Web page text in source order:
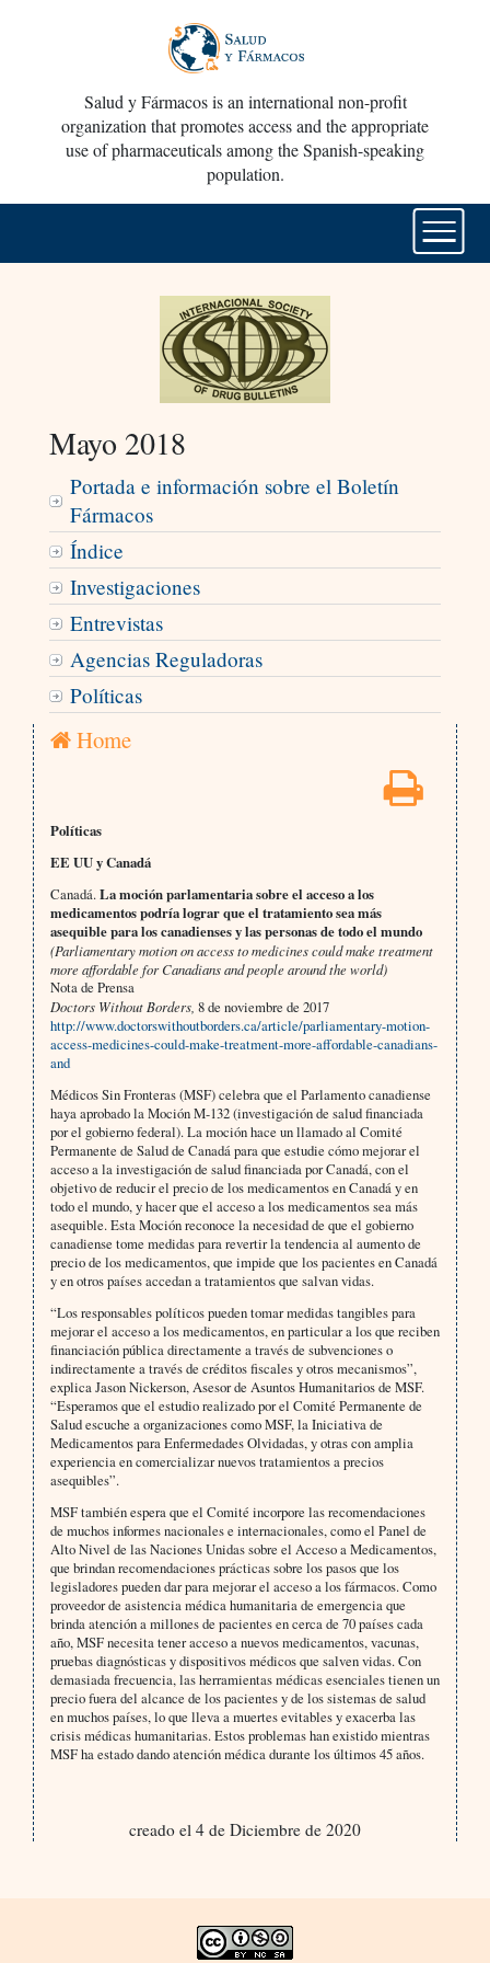
Salud y Fármacos is an international non-profit
organization that promotes access and the appropriate
use of pharmaceuticals among the Spanish-speaking
population.
Mayo 2018
Portada e información sobre el Boletín
Fármacos
Índice
Investigaciones
Entrevistas
Agencias Reguladoras
Políticas
Home
Políticas
EE UU y Canadá
Canadá.La moción parlamentaria sobre el acceso a los
medicamentos podría lograr que el tratamiento sea más
asequible para los canadienses y las personas de todo el mundo
(Parliamentary motion on access to medicines could make treatment
more affordable for Canadians and people around the world)
Nota de Prensa
Doctors Without Borders, 8 de noviembre de 2017
http://www.doctorswithoutborders.ca/article/parliamentary-motion-
access-medicines-could-make-treatment-more-affordable-canadians-
and
Médicos Sin Fronteras (MSF) celebra que el Parlamento canadiense
haya aprobado la Moción M-132 (investigación de salud financiada
por el gobierno federal). La moción hace un llamado al Comité
Permanente de Salud de Canadá para que estudie cómo mejorar el
acceso a la investigación de salud financiada por Canadá, con el
objetivo de reducir el precio de los medicamentos en Canadá y en
todo el mundo, y hacer que el acceso a los medicamentos sea más
asequible. Esta Moción reconoce la necesidad de que el gobierno
canadiense tome medidas para revertir la tendencia al aumento de
precio de los medicamentos, que impide que los pacientes en Canadá
y en otros países accedan a tratamientos que salvan vidas.
“Los responsables políticos pueden tomar medidas tangibles para
mejorar el acceso a los medicamentos, en particular a los que reciben
financiación pública directamente a través de subvenciones o
indirectamente a través de créditos fiscales y otros mecanismos”,
explica Jason Nickerson, Asesor de Asuntos Humanitarios de MSF.
“Esperamos que el estudio realizado por el Comité Permanente de
Salud escuche a organizaciones como MSF, la Iniciativa de
Medicamentos para Enfermedades Olvidadas, y otras con amplia
experiencia en comercializar nuevos tratamientos a precios
asequibles”.
MSF también espera que el Comité incorpore las recomendaciones
de muchos informes nacionales e internacionales, como el Panel de
Alto Nivel de las Naciones Unidas sobre el Acceso a Medicamentos,
que brindan recomendaciones prácticas sobre los pasos que los
legisladores pueden dar para mejorar el acceso a los fármacos. Como
proveedor de asistencia médica humanitaria de emergencia que
brinda atención a millones de pacientes en cerca de 70 países cada
año, MSF necesita tener acceso a nuevos medicamentos, vacunas,
pruebas diagnósticas y dispositivos médicos que salven vidas. Con
demasiada frecuencia, las herramientas médicas esenciales tienen un
precio fuera del alcance de los pacientes y de los sistemas de salud
en muchos países, lo que lleva a muertes evitables y exacerba las
crisis médicas humanitarias. Estos problemas han existido mientras
MSF ha estado dando atención médica durante los últimos 45 años.
creado el 4 de Diciembre de 2020